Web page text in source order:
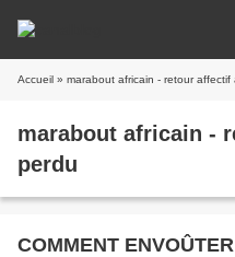
Accueil » marabout africain - retour affectif
marabout africain -
perdu
COMMENT